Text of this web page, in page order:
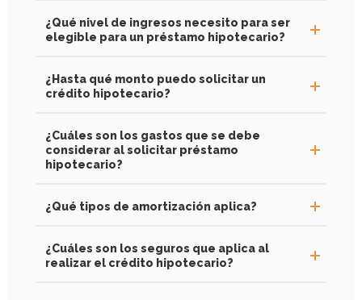
¿Qué nivel de ingresos necesito para ser
elegible para un préstamo hipotecario?
¿Hasta qué monto puedo solicitar un
crédito hipotecario?
¿Cuáles son los gastos que se debe
considerar al solicitar préstamo
hipotecario?
¿Qué tipos de amortización aplica?
¿Cuáles son los seguros que aplica al
realizar el crédito hipotecario?